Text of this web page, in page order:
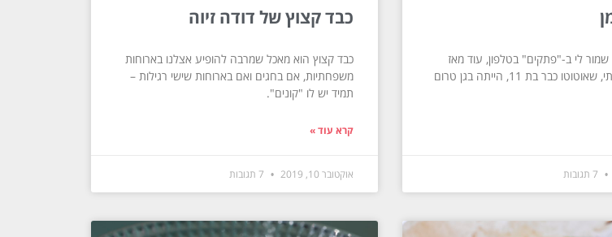
לי ב-"פתקים" בטלפון, עוד מאז
שמיקה בכורתי, שאוטוטו כבר בת 11, הייתה בגן טרום
כבד קצוץ של דודה זיוה
כבד קצוץ הוא מאכל שמרבה להופיע אצלנו בארוחות
משפחתיות, אם בחגים ואם בארוחות שישי רגילות –
תמיד יש לו "קונים".
קרא עוד »
אוקטובר 10, 2019